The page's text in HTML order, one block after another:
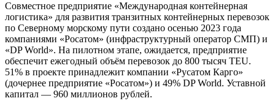
Совместное предприятие «Международная контейнерная
логистика» для развития транзитных контейнерных перевозок
по Северному морскому пути создано осенью 2023 года
компаниями «Росатом» (инфраструктурный оператор СМП) и
«DP World». На пилотном этапе, ожидается, предприятие
обеспечит ежегодный объём перевозок до 800 тысяч TEU.
51% в проекте принадлежит компании «Русатом Карго»
(дочернее предприятие «Росатом») и 49% DP World. Уставной
капитал — 960 миллионов рублей.